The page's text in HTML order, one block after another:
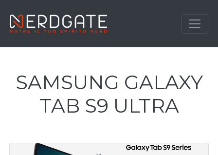
SAMSUNG GALAXY
TAB S9 ULTRA